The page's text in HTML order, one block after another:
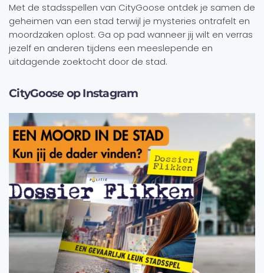
Met de stadsspellen van CityGoose ontdek je samen de
geheimen van een stad terwijl je mysteries ontrafelt en
moordzaken oplost. Ga op pad wanneer jij wilt en verras
jezelf en anderen tijdens een meeslepende en
uitdagende zoektocht door de stad.
CityGoose op Instagram